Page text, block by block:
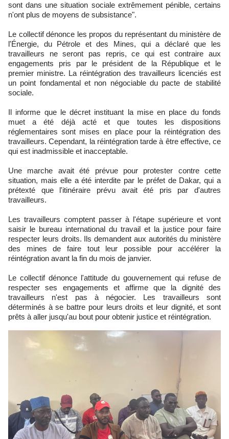
sont dans une situation sociale extrêmement pénible, certains
n'ont plus de moyens de subsistance".
Le collectif dénonce les propos du représentant du ministère de
l'Énergie, du Pétrole et des Mines, qui a déclaré que les
travailleurs ne seront pas repris, ce qui est contraire aux
engagements pris par le président de la République et le
premier ministre. La réintégration des travailleurs licenciés est
un point fondamental et non négociable du pacte de stabilité
sociale.
Il informe que le décret instituant la mise en place du fonds
muet a été déjà acté et que toutes les dispositions
réglementaires sont mises en place pour la réintégration des
travailleurs. Cependant, la réintégration tarde à être effective, ce
qui est inadmissible et inacceptable.
Une marche avait été prévue pour protester contre cette
situation, mais elle a été interdite par le préfet de Dakar, qui a
prétexté que l'itinéraire prévu avait été pris par d'autres
travailleurs.
Les travailleurs comptent passer à l'étape supérieure et vont
saisir le bureau international du travail et la justice pour faire
respecter leurs droits. Ils demandent aux autorités du ministère
des mines de faire tout leur possible pour accélérer la
réintégration avant la fin du mois de janvier.
Le collectif dénonce l'attitude du gouvernement qui refuse de
respecter ses engagements et affirme que la dignité des
travailleurs n'est pas à négocier. Les travailleurs sont
déterminés à se battre pour leurs droits et leur dignité, et sont
prêts à aller jusqu'au bout pour obtenir justice et réintégration.